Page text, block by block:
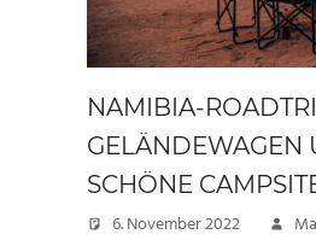
NAMIBIA-
GELÄNDEWAGEN
SCHÖNE
6. November 2022